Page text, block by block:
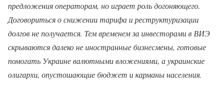
предложения операторам, но играет роль догоняющего.
Договориться о снижении тарифа и реструктуризации
долгов не получается. Тем временем за инвесторами в ВИЭ
скрываются далеко не иностранные бизнесмены, готовые
помогать Украине валютными вложениями, а украинские
олигархи, опустошающие бюджет и карманы населения.